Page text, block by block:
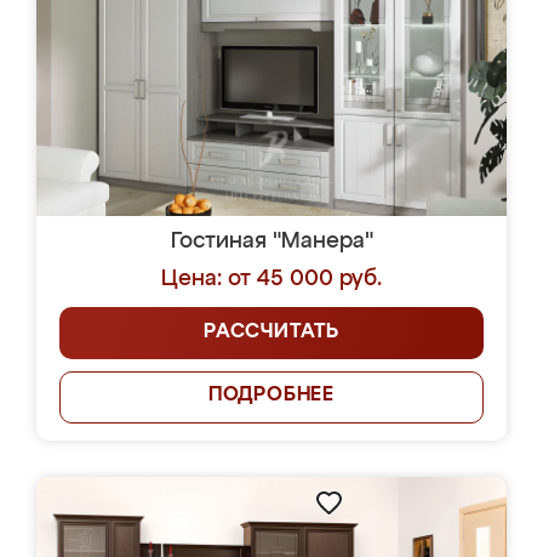
Гостиная "Манера"
Цена: от 45 000 руб.
РАССЧИТАТЬ
ПОДРОБНЕЕ